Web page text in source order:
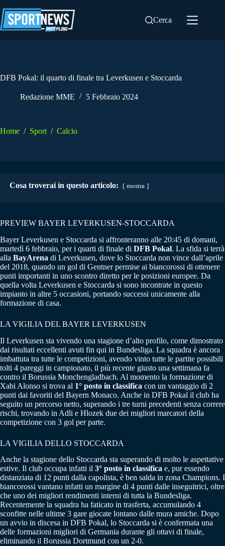
al
contenuto
Cerca
DFB Pokal: il quarto di finale tra Leverkusen e Stoccarda
Redazione MME 5 Febbraio 2024
Home / Sport / Calcio
Cosa troverai in questo articolo: mostra
PREVIEW BAYER LEVERKUSEN-STOCCARDA
Bayer Leverkusen e Stoccarda si affronteranno alle 20:45 di domani,
martedì 6 febbraio, per i quarti di finale di DFB Pokal. La sfida si terrà
alla BayArena di Leverkusen, dove lo Stoccarda non vince dall’aprile
del 2018, quando un gol di Gentner permise ai biancorossi di ottenere
punti importanti in uno scontro diretto per le posizioni europee. Da
quella volta Leverkusen e Stoccarda si sono incontrate in questo
impianto in altre 5 occasioni, portando successi unicamente alla
formazione di casa.
LA VIGILIA DEL BAYER LEVERKUSEN
Il Leverkusen sta vivendo una stagione d’alto profilo, come dimostrato
dai risultati eccellenti avuti fin qui in Bundesliga. La squadra è ancora
imbattuta tra tutte le competizioni, avendo vinto tutte le partite possibili
tolti 4 pareggi in campionato, il più recente giusto una settimana fa
contro il Borussia Monchengladbach. Al momento la formazione di
Xabi Alonso si trova al 1° posto in classifica con un vantaggio di 2
punti dai favoriti del Bayern Monaco. Anche in DFB Pokal il club ha
seguito un percorso netto, superando i tre turni precedenti senza correre
rischi, trovando in Adli e Hlozek due dei migliori marcatori della
competizione con 3 gol per parte.
LA VIGILIA DELLO STOCCARDA
Anche la stagione dello Stoccarda sta superando di molto le aspettative
estive. Il club occupa infatti il 3° posto in classifica e, pur essendo
distanziata di 12 punti dalla capolista, è ben salda in zona Champions. I
biancorossi vantano infatti un margine di 4 punti dalle inseguitrici, oltre
che uno dei migliori rendimenti interni di tutta la Bundesliga.
Recentemente la squadra ha faticato in trasferta, accumulando 4
sconfitte nelle ultime 3 gare giocate lontano dalle mura amiche. Dopo
un avvio in discesa in DFB Pokal, lo Stoccarda si è confermata una
delle formazioni migliori di Germania durante gli ottavi di finale,
eliminando il Borussia Dortmund con un 2-0.